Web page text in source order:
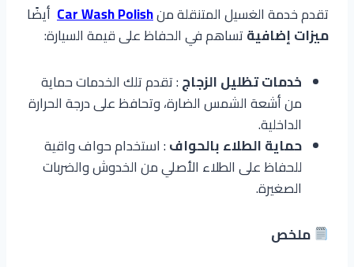
تقدم خدمة الغسيل المتنقلة منCar Wash Polish أيضًا
ميزات إضافيةتساهم في الحفاظ على قيمة السيارة:
خدمات تظليل الزجاج: تقدم تلك الخدمات حماية
من أشعة الشمس الضارة، وتحافظ على درجة الحرارة
الداخلية.
حماية الطلاء بالحواف: استخدام حواف واقية
للحفاظ على الطلاء الأصلي من الخدوش والضربات
الصغيرة.
ملخص